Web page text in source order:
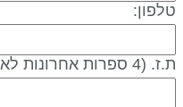
ספרות אחרונות לאימות):